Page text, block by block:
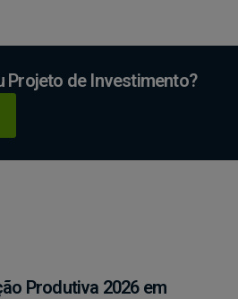
Projeto de Investimento?
Produtiva 2026 em